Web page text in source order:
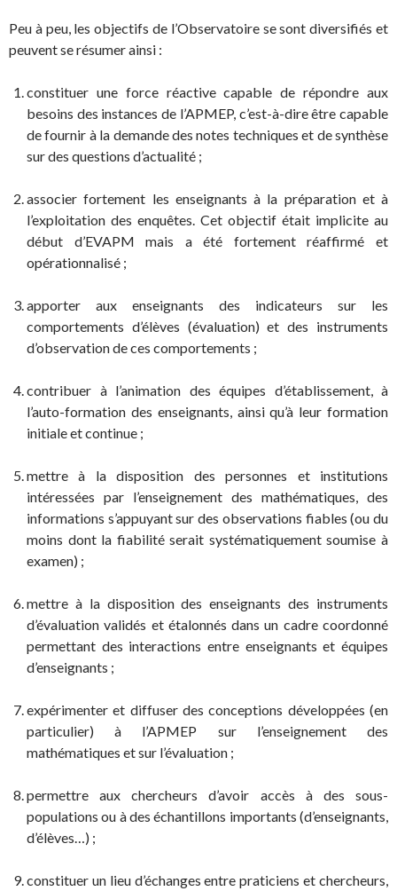
Peu à peu, les objectifs de l’Observatoire se sont diversifiés et
peuvent se résumer ainsi :
constituer une force réactive capable de répondre aux
besoins des instances de l’APMEP, c’est-à-dire être capable
de fournir à la demande des notes techniques et de synthèse
sur des questions d’actualité ;
associer fortement les enseignants à la préparation et à
l’exploitation des enquêtes. Cet objectif était implicite au
début d’EVAPM mais a été fortement réaffirmé et
opérationnalisé ;
apporter aux enseignants des indicateurs sur les
comportements d’élèves (évaluation) et des instruments
d’observation de ces comportements ;
contribuer à l’animation des équipes d’établissement, à
l’auto-formation des enseignants, ainsi qu’à leur formation
initiale et continue ;
mettre à la disposition des personnes et institutions
intéressées par l’enseignement des mathématiques, des
informations s’appuyant sur des observations fiables (ou du
moins dont la fiabilité serait systématiquement soumise à
examen) ;
mettre à la disposition des enseignants des instruments
d’évaluation validés et étalonnés dans un cadre coordonné
permettant des interactions entre enseignants et équipes
d’enseignants ;
expérimenter et diffuser des conceptions développées (en
particulier) à l’APMEP sur l’enseignement des
mathématiques et sur l’évaluation ;
permettre aux chercheurs d’avoir accès à des sous-
populations ou à des échantillons importants (d’enseignants,
d’élèves…) ;
constituer un lieu d’échanges entre praticiens et chercheurs,